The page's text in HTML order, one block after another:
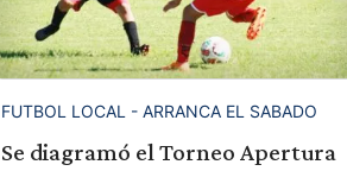
FUTBOL LOCAL - ARRANCA EL SABADO
Se diagramó el Torneo Apertura